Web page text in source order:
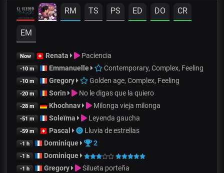
RM TS PS ED DO CR
EM
Now Renata Paciencia
-10 m Emmanuelle Contemporary, Complex, Feeling
-10 m Gregory Golden age, Complex, Feeling
-20 m Sorin No le digas que la quiero
-28 m Khochnav Milonga vieja milonga
-51 m Soleïma Leyenda gaucha
-59 m Pascal Lluvia de estrellas
-1 h Dominique 2
-1 h Dominique
-1 h Gregory Silueta porteña